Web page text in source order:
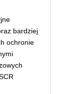
bardziej
ochronie